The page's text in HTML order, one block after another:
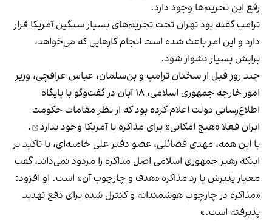
رفع این تحریم‌ها وجود دارد.
ترامپ گفته بود تهران تحت تحریم‌های بسیار سنگین آمریکا قرار
دارد و این امر باعث شده است انجام کارهایی که می‌خواهد،
برایش بسیار دشوار شود.
چند روز قبل از سخنان ترامپ و بن‌سلمان، عباس عراقچی، وزیر
امور خارجه جمهوری اسلامی، ۱۸ آبان در گفت‌وگو با پایگاه
اطلاع‌رسانی دولت اعلام کرده بود که از نظر مقامات حکومت
ایران فعلا «هیچ امکانی» برای مذاکره با آمریکا وجود ندارد
.
با این همه، مهدی فضائلی، عضو دفتر علی خامنه‌ای، با تاکید بر
اینکه رهبر جمهوری اسلامی اصل مذاکره را مردود نمی‌داند، گفت
معیار پذیرش یا رد مذاکره «هدف و چارچوب آن» است. او افزود:
«مذاکره در چارچوب هوشمندانه و کنترل شده برای دفع تهدید
پذیرفته است.»